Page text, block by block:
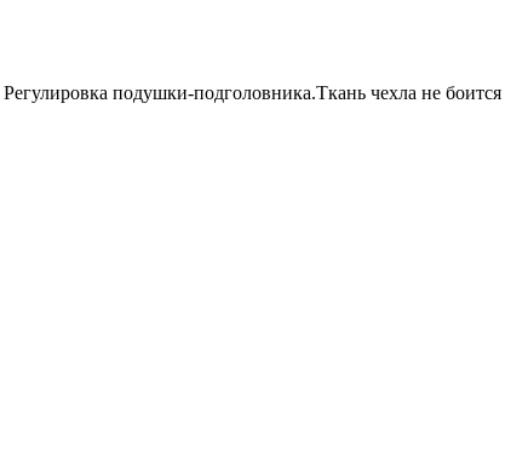
подушки-подголовника.Ткань чехла не боится